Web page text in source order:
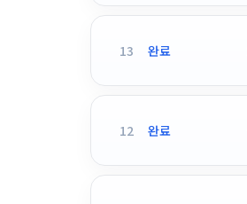
13 완료
12 완료